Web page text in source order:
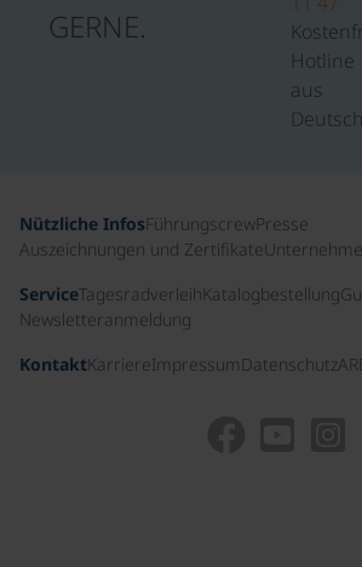
GERNE.
Hotline
aus
Nützliche InfosFührungscrewPresse
Auszeichnungen und Zertifikate
ServiceTagesradverleihKatalogbestellung
Newsletteranmeldung
KontaktKarriereImpressum Datenschutz